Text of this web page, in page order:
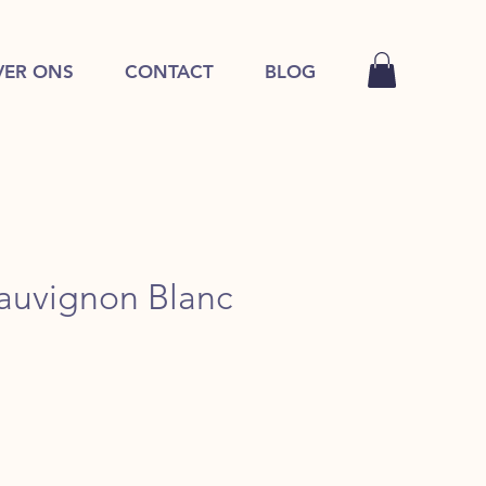
ONS CONTACT BLOG
Blanc